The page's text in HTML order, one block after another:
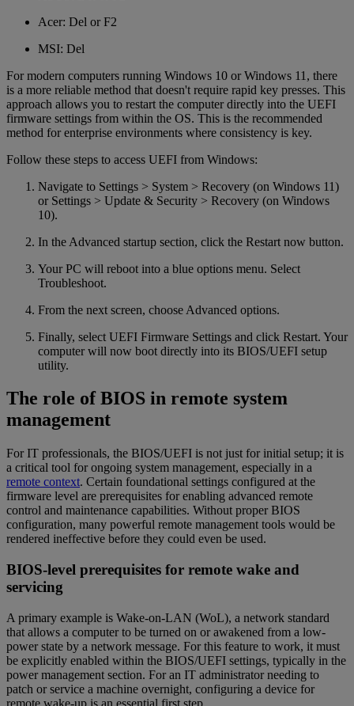
Acer: Del or F2
MSI: Del
For modern computers running Windows 10 or Windows 11, there
is a more reliable method that doesn't require rapid key presses. This
approach allows you to restart the computer directly into the UEFI
firmware settings from within the OS. This is the recommended
method for enterprise environments where consistency is key.
Follow these steps to access UEFI from Windows:
Navigate to Settings > System > Recovery (on Windows 11)
or Settings > Update & Security > Recovery (on Windows
10).
In the Advanced startup section, click the Restart now button.
Your PC will reboot into a blue options menu. Select
Troubleshoot.
From the next screen, choose Advanced options.
Finally, select UEFI Firmware Settings and click Restart. Your
computer will now boot directly into its BIOS/UEFI setup
utility.
The role of BIOS in remote system
management
For IT professionals, the BIOS/UEFI is not just for initial setup; it is
a critical tool for ongoing system management, especially in a
remote context. Certain foundational settings configured at the
firmware level are prerequisites for enabling advanced remote
control and maintenance capabilities. Without proper BIOS
configuration, many powerful remote management tools would be
rendered ineffective before they could even be used.
BIOS-level prerequisites for remote wake and
servicing
A primary example is Wake-on-LAN (WoL), a network standard
that allows a computer to be turned on or awakened from a low-
power state by a network message. For this feature to work, it must
be explicitly enabled within the BIOS/UEFI settings, typically in the
power management section. For an IT administrator needing to
patch or service a machine overnight, configuring a device for
remote wake-up is an essential first step.